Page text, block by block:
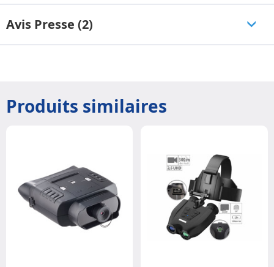
Avis Presse (2)
Produits similaires